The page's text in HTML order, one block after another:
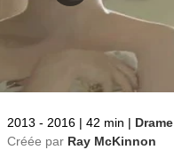
2013 - 2016 | 42 min | Drame
Créée par Ray McKinnon